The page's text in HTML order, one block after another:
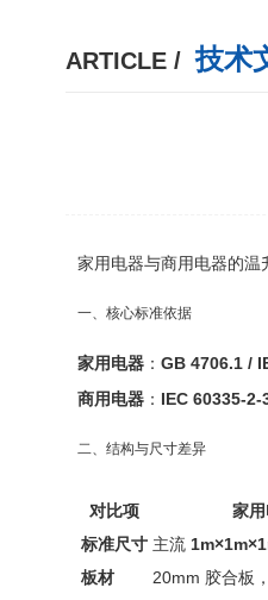
ARTICLE / 技术
家用电器与商用电器的
一、核心标准依据
家用电器 ： GB 4706.1 /
商用电器 ： IEC 60335-2-
二、结构与尺寸差异
对比项 家
标准尺寸 主流
板材
20mm 胶合板